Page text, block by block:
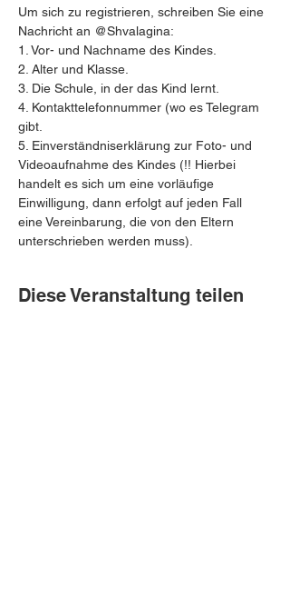
Um sich zu registrieren, schreiben Sie eine
Nachricht an @Shvalagina:
1. Vor- und Nachname des Kindes.
2. Alter und Klasse.
3. Die Schule, in der das Kind lernt.
4. Kontakttelefonnummer (wo es Telegram
gibt.
5. Einverständniserklärung zur Foto- und
Videoaufnahme des Kindes (!! Hierbei
handelt es sich um eine vorläufige
Einwilligung, dann erfolgt auf jeden Fall
eine Vereinbarung, die von den Eltern
unterschrieben werden muss).
Diese Veranstaltung teilen